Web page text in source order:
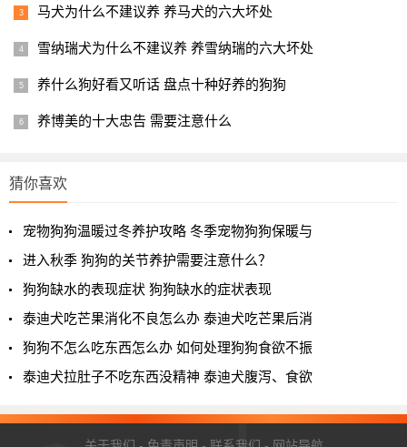
马犬为什么不建议养 养马犬的六大坏处
雪纳瑞犬为什么不建议养 养雪纳瑞的六大坏处
养什么狗好看又听话 盘点十种好养的狗狗
养博美的十大忠告 需要注意什么
猜你喜欢
宠物狗狗温暖过冬养护攻略 冬季宠物狗狗保暖与
进入秋季 狗狗的关节养护需要注意什么？
狗狗缺水的表现症状 狗狗缺水的症状表现
泰迪犬吃芒果消化不良怎么办 泰迪犬吃芒果后消
狗狗不怎么吃东西怎么办 如何处理狗狗食欲不振
泰迪犬拉肚子不吃东西没精神 泰迪犬腹泻、食欲